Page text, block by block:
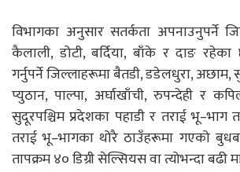
विभागका अनुसार सतर्कता अपनाउनुपर्ने
कैलाली, डोटी, बर्दिया, बाँके र दाङ
गर्नुपर्ने जिल्लाहरूमा बैतडी, डडेलधुरा, अछाम,
प्युठान, पाल्पा, अर्घाखाँची, रुपन्देही र
सुदूरपश्चिम प्रदेशका पहाडी र तराई भू–भाग
तराई भू–भागका थोरै ठाउँहरूमा गएको
तापक्रम ४० डिग्री सेल्सियस वा त्योभन्दा बढी